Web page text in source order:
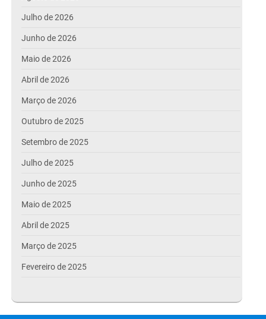
Julho de 2026
Junho de 2026
Maio de 2026
Abril de 2026
Março de 2026
Outubro de 2025
Setembro de 2025
Julho de 2025
Junho de 2025
Maio de 2025
Abril de 2025
Março de 2025
Fevereiro de 2025